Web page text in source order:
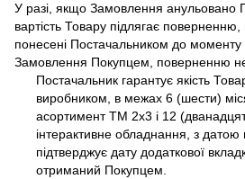
У разі, якщо Замовлення анульовано
вартість Товару підлягає поверненню,
понесені Постачальником до
Замовлення Покупцем, поверненню
Постачальник гарантує якість
виробником, в межах 6 (шести)
асортимент ТМ 2х3 і 12
інтерактивне обладнання, з
підтверджує дату додаткової
отриманий Покупцем.